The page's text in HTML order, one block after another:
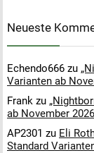
Neueste
Echendo666 zu
Varianten ab
Frank zu
ab November
AP2301 zu Eli
Standard